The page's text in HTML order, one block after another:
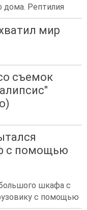
дома. Рептилия
мир
съемок
с помощью
шкафа с
с помощью